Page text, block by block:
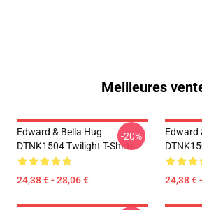
Meilleures
Edward & Bella Hug
DTNK1504 Twilight T-Shirts
24,38 € - 28,06 €
-20%
Edward
24,38 €